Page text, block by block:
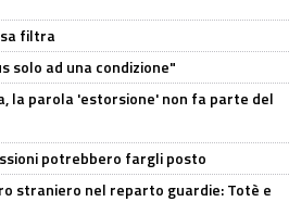
filtra
solo ad una condizione"
la parola 'estorsione' non fa parte del
potrebbero fargli posto
straniero nel reparto guardie: Totè e